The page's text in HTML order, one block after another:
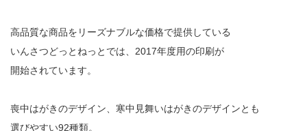
高品質な商品をリーズナブルな価格で提供している
いんさつどっとねっとでは、2017年度用の印刷が
開始されています。
喪中はがきのデザイン、寒中見舞いはがきのデザインとも
選びやすい92種類。